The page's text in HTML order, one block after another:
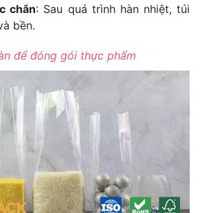
chắn: Sau quá trình hàn nhiệt, túi
bền.
để đóng gói thực phẩm